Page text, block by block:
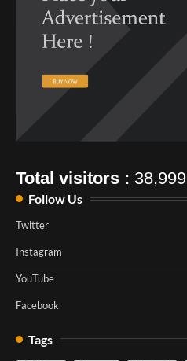
Total visitors : 38,999
Follow Us
Twitter
Instagram
YouTube
Facebook
Tags